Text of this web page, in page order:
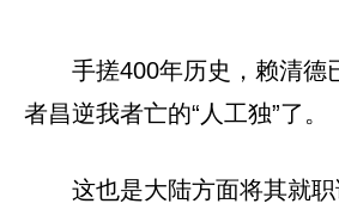
手搓400年历史，赖清德
者昌逆我者亡的“人工独”了。
这也是大陆方面将其就